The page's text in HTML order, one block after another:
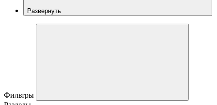
Развернуть
Фильтры